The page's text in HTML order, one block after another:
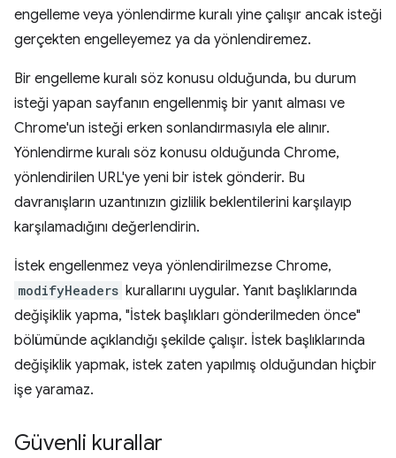
engelleme veya yönlendirme kuralı yine çalışır ancak isteği
gerçekten engelleyemez ya da yönlendiremez.
Bir engelleme kuralı söz konusu olduğunda, bu durum
isteği yapan sayfanın engellenmiş bir yanıt alması ve
Chrome'un isteği erken sonlandırmasıyla ele alınır.
Yönlendirme kuralı söz konusu olduğunda Chrome,
yönlendirilen URL'ye yeni bir istek gönderir. Bu
davranışların uzantınızın gizlilik beklentilerini karşılayıp
karşılamadığını değerlendirin.
İstek engellenmez veya yönlendirilmezse Chrome,
modifyHeaders kurallarını uygular. Yanıt başlıklarında
değişiklik yapma, "İstek başlıkları gönderilmeden önce"
bölümünde açıklandığı şekilde çalışır. İstek başlıklarında
değişiklik yapmak, istek zaten yapılmış olduğundan hiçbir
işe yaramaz.
Güvenli kurallar